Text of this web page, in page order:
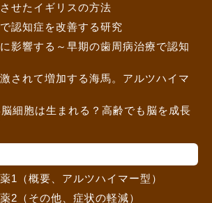
せたイギリスの方法
認知症を改善する研究
影響する～早期の歯周病治療で認知
されて増加する海馬。アルツハイマ
細胞は生まれる？高齢でも脳を成長
1（概要、アルツハイマー型）
2（その他、症状の軽減）